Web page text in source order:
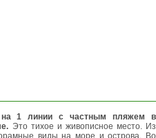
на 1 линии с частным пляжем в
Это тихое и живописное место. Из
виды на море и острова. Во